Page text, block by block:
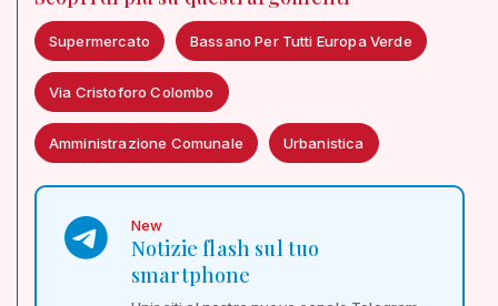
Supermercato Bassano Per Tutti Europa Verde
Via Cristoforo Colombo
Amministrazione Comunale Urbanistica
New
Notizie flash sul tuo
smartphone